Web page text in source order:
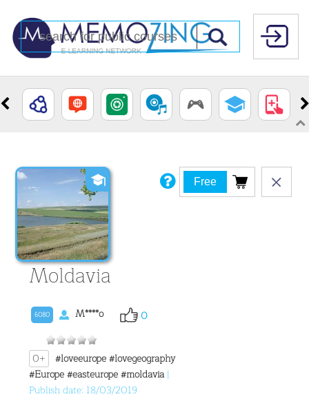
Moldavia
6080 M****o 0
0+ #loveeurope#lovegeography
#Europe#easteurope#moldavia|
Publish date: 18/03/2019
Free